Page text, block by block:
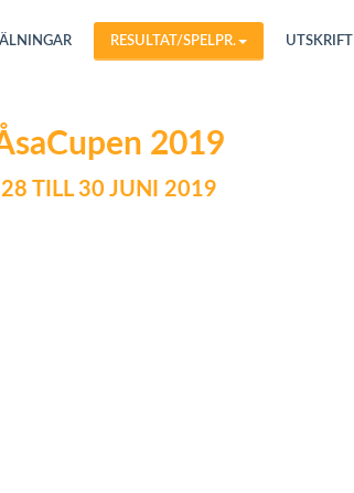
RESULTAT/SPELPR.
2019
28 TILL 30 JUNI 2019